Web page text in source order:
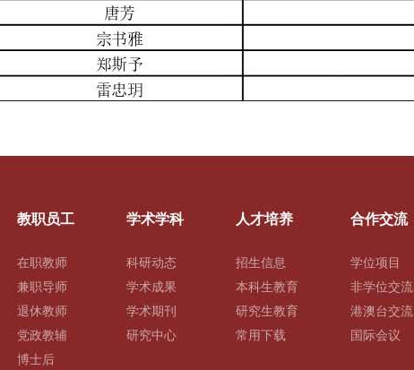
教职员工
在职教师
兼职导师
退休教师
党政教辅
博士后
学术学科
科研动态
学术成果
学术期刊
研究中心
人才培养
招生信息
本科生教育
研究生教育
常用下载
合作交流
学位项目
非学位交流
港澳台交流
国际会议